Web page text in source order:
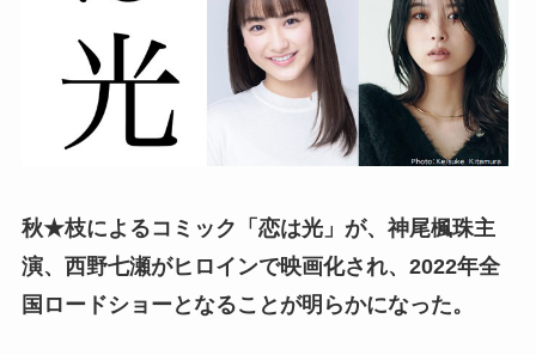
秋★枝によるコミック「恋は光」が、神尾楓珠主
演、西野七瀬がヒロインで映画化され、2022年全
国ロードショーとなることが明らかになった。